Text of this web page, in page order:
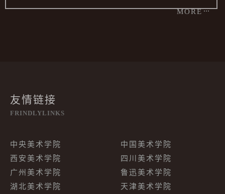
MORE
友情链接
FRINDLYLINKS
中央美术学院
中国美术学院
西安美术学院
四川美术学院
广州美术学院
鲁迅美术学院
湖北美术学院
天津美术学院